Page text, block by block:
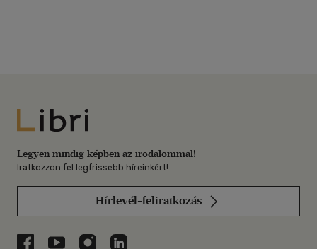
Libri
Legyen mindig képben az irodalommal!
Iratkozzon fel legfrissebb híreinkért!
Hírlevél-feliratkozás
Libri a Facebookon
Libri a Youtube-on
Libri az Instagramon
Libri a LinkedInen